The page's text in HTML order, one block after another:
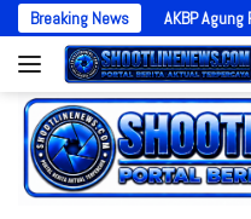
Langsung
ke
konten
Breaking News
AKBP Agung Pranajaya